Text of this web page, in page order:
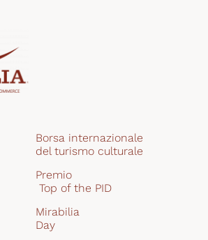
Borsa internazionale
del turismo culturale
Premio
Top of the PID
Mirabilia
Day